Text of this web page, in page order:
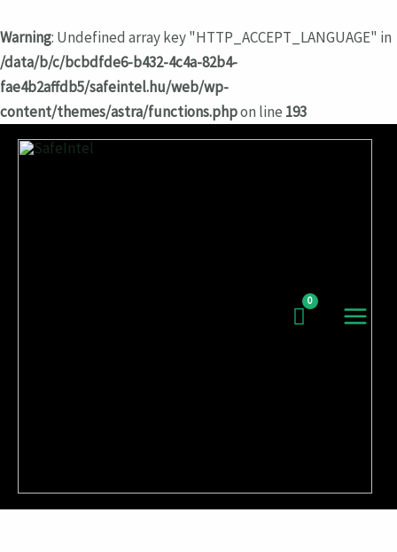
Warning: Undefined array key "HTTP_ACCEPT_LANGUAGE" in
/data/b/c/bcbdfde6-b432-4c4a-82b4-
fae4b2affdb5/safeintel.hu/web/wp-
content/themes/astra/functions.phpon line 193